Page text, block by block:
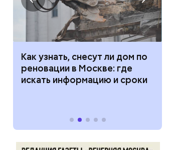
Как узнать, снесут ли дом по
реновации в Москве: где
искать информацию и сроки